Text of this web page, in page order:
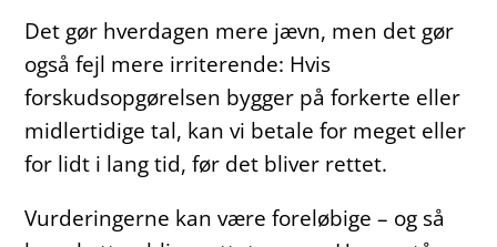
Det gør hverdagen mere jævn, men det gør
også fejl mere irriterende: Hvis
forskudsopgørelsen bygger på forkerte eller
midlertidige tal, kan vi betale for meget eller
for lidt i lang tid, før det bliver rettet.
Vurderingerne kan være foreløbige – og så